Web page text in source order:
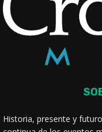
Historia, presente y